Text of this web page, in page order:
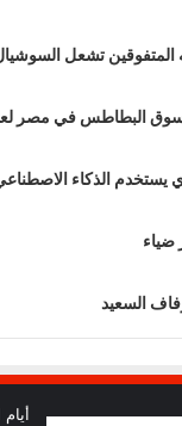
تشعل
البطاطس في مصر لعام
الذكاء
ضياء
السعيد